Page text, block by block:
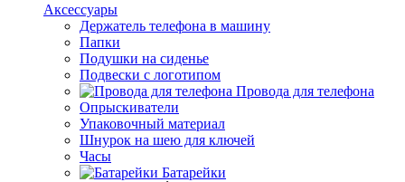
Аксессуары
Держатель телефона в машину
Папки
Подушки на сиденье
Подвески с логотипом
Провода для телефона
Опрыскиватели
Упаковочный материал
Шнурок на шею для ключей
Часы
Батарейки